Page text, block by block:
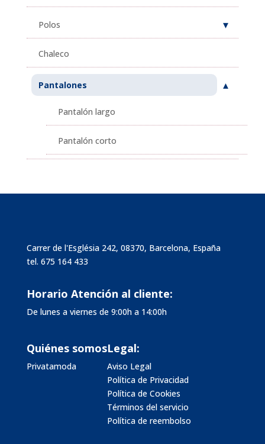
Polos
Chaleco
Pantalones
Pantalón largo
Pantalón corto
Carrer de l'Església 242, 08370, Barcelona, España
tel. 675 164 433
Horario Atención al cliente:
De lunes a viernes de 9:00h a 14:00h
Quiénes somos
Privatamoda
Legal:
Aviso Legal
Política de Privacidad
Política de Cookies
Términos del servicio
Política de reembolso